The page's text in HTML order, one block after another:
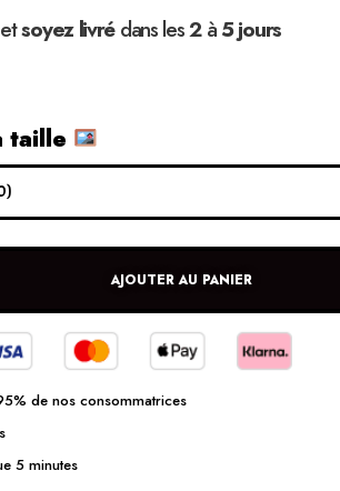
etsoyez livrédans les2à5 jours
taille
AJOUTER AU PANIER
de nos consommatrices
5 minutes